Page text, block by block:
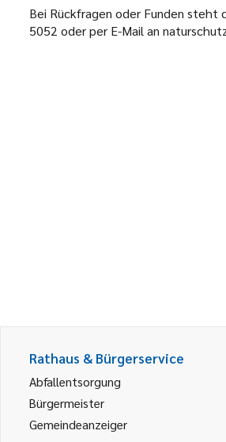
Bei Rückfragen oder Funden
5052 oder per E-Mail an
Rathaus & Bürgerservice
Abfallentsorgung
Bürgermeister
Gemeindeanzeiger